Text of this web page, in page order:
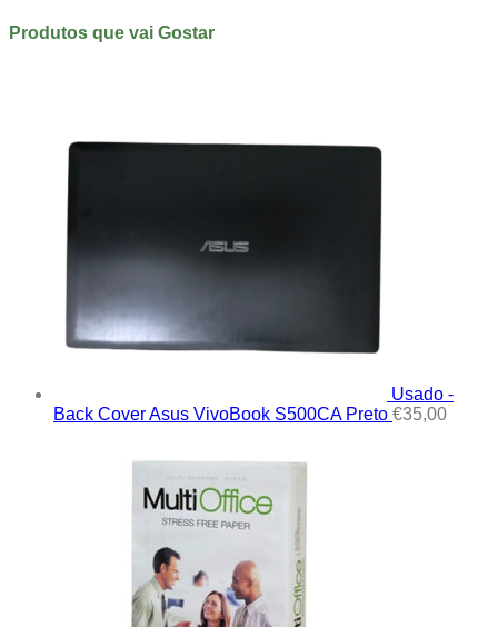
Produtos que vai Gostar
Usado -
Back Cover Asus VivoBook S500CA Preto €35,00